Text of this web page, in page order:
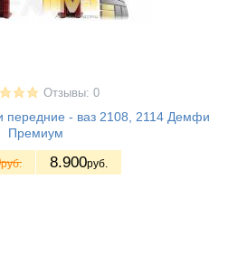
Отзывы: 0
передние - ваз 2108, 2114 Демфи
Премиум
руб. 8.900руб.